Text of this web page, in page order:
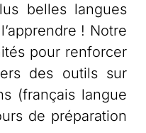
belles langues
! Notre
pour renforcer
des outils sur
(français langue
de préparation